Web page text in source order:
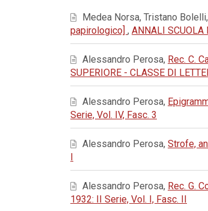
Medea Norsa, Tristano
papirologico] , ANNALI SCUOLA
Alessandro Perosa, Rec. C.
SUPERIORE - CLASSE DI
Alessandro Perosa,
Serie, Vol. IV, Fasc. 3
Alessandro Perosa, Strofe,
I
Alessandro Perosa, Rec. G.
1932: II Serie, Vol. I, Fasc. II